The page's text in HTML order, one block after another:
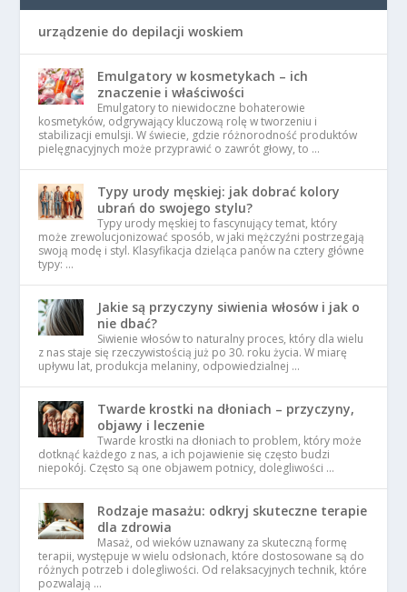
urządzenie do depilacji woskiem
Emulgatory w kosmetykach – ich
znaczenie i właściwości
Emulgatory to niewidoczne bohaterowie
kosmetyków, odgrywający kluczową rolę w tworzeniu i
stabilizacji emulsji. W świecie, gdzie różnorodność produktów
pielęgnacyjnych może przyprawić o zawrót głowy, to …
Typy urody męskiej: jak dobrać kolory
ubrań do swojego stylu?
Typy urody męskiej to fascynujący temat, który
może zrewolucjonizować sposób, w jaki mężczyźni postrzegają
swoją modę i styl. Klasyfikacja dzieląca panów na cztery główne
typy: …
Jakie są przyczyny siwienia włosów i jak o
nie dbać?
Siwienie włosów to naturalny proces, który dla wielu
z nas staje się rzeczywistością już po 30. roku życia. W miarę
upływu lat, produkcja melaniny, odpowiedzialnej …
Twarde krostki na dłoniach – przyczyny,
objawy i leczenie
Twarde krostki na dłoniach to problem, który może
dotknąć każdego z nas, a ich pojawienie się często budzi
niepokój. Często są one objawem potnicy, dolegliwości …
Rodzaje masażu: odkryj skuteczne terapie
dla zdrowia
Masaż, od wieków uznawany za skuteczną formę
terapii, występuje w wielu odsłonach, które dostosowane są do
różnych potrzeb i dolegliwości. Od relaksacyjnych technik, które
pozwalają …